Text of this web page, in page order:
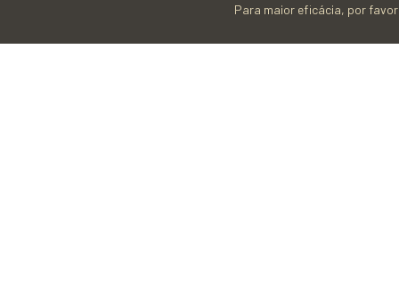
Para maior eficácia, por